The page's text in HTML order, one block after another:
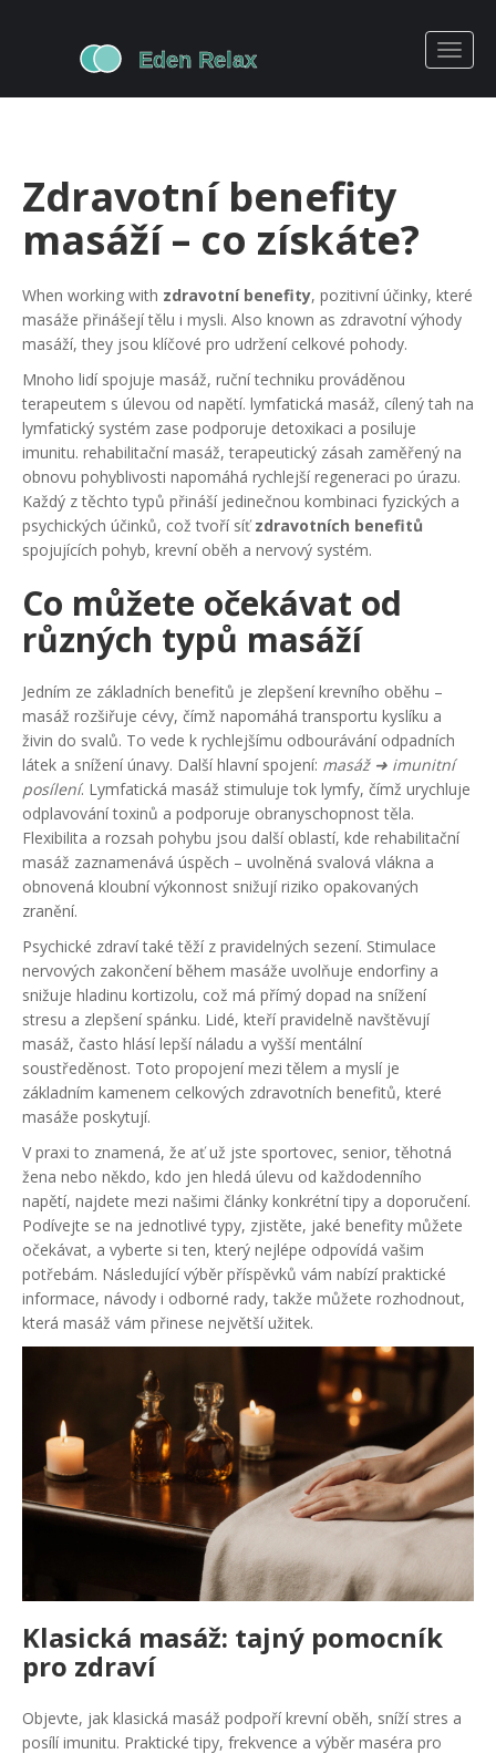
Zdravotní benefity
masáží – co získáte?
When working with zdravotní benefity, pozitivní účinky, které
masáže přinášejí tělu i mysli. Also known as zdravotní výhody
masáží, they jsou klíčové pro udržení celkové pohody.
Mnoho lidí spojuje masáž, ruční techniku prováděnou
terapeutem s úlevou od napětí. lymfatická masáž, cílený tah na
lymfatický systém zase podporuje detoxikaci a posiluje
imunitu. rehabilitační masáž,terapeutický zásah zaměřený na
obnovu pohyblivosti napomáhá rychlejší regeneraci po úrazu.
Každý z těchto typů přináší jedinečnou kombinaci fyzických a
psychických účinků, což tvoří síťzdravotních benefitů
spojujících pohyb, krevní oběh a nervový systém.
Co můžete očekávat od
různých typů masáží
Jedním ze základních benefitů je zlepšení krevního oběhu –
masáž rozšiřuje cévy, čímž napomáhá transportu kyslíku a
živin do svalů. To vede k rychlejšímu odbourávání odpadních
látek a snížení únavy. Další hlavní spojení: masáž ➜ imunitní
posílení. Lymfatická masáž stimuluje tok lymfy, čímž urychluje
odplavování toxinů a podporuje obranyschopnost těla.
Flexibilita a rozsah pohybu jsou další oblastí, kde rehabilitační
masáž zaznamenává úspěch – uvolněná svalová vlákna a
obnovená kloubní výkonnost snižují riziko opakovaných
zranění.
Psychické zdraví také těží z pravidelných sezení. Stimulace
nervových zakončení během masáže uvolňuje endorfiny a
snižuje hladinu kortizolu, což má přímý dopad na snížení
stresu a zlepšení spánku. Lidé, kteří pravidelně navštěvují
masáž, často hlásí lepší náladu a vyšší mentální
soustředěnost. Toto propojení mezi tělem a myslí je
základním kamenem celkových zdravotních benefitů, které
masáže poskytují.
V praxi to znamená, že ať už jste sportovec, senior, těhotná
žena nebo někdo, kdo jen hledá úlevu od každodenního
napětí, najdete mezi našimi články konkrétní tipy a doporučení.
Podívejte se na jednotlivé typy, zjistěte, jaké benefity můžete
očekávat, a vyberte si ten, který nejlépe odpovídá vašim
potřebám. Následující výběr příspěvků vám nabízí praktické
informace, návody i odborné rady, takže můžete rozhodnout,
která masáž vám přinese největší užitek.
Klasická masáž: tajný pomocník
pro zdraví
Objevte, jak klasická masáž podpoří krevní oběh, sníží stres a
posílí imunitu. Praktické tipy, frekvence a výběr maséra pro